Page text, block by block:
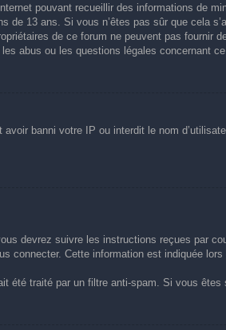
pouvant recueillir des informations de
13 ans. Si vous n’êtes pas sûr que cela
de ce forum ne peuvent pas fournir
abus ou les questions légales concernant ce
banni votre IP ou interdit le nom
devrez suivre les instructions reçues par
Cette information est indiquée
traité par un filtre anti-spam. Si vous êtes